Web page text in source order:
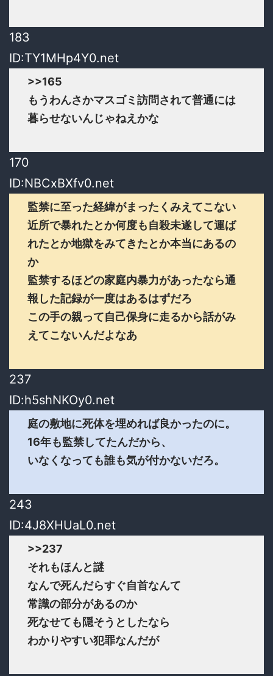
183
ID:TY1MHp4Y0.net
>>165
もうわんさかマスゴミ訪問されて普通には
暮らせないんじゃねえかな
170
ID:NBCxBXfv0.net
監禁に至った経緯がまったくみえてこない
近所で暴れたとか何度も自殺未遂して運ば
れたとか地獄をみてきたとか本当にあるの
か
監禁するほどの家庭内暴力があったなら通
報した記録が一度はあるはずだろ
この手の親って自己保身に走るから話がみ
えてこないんだよなあ
237
ID:h5shNKOy0.net
庭の敷地に死体を埋めれば良かったのに。
16年も監禁してたんだから、
いなくなっても誰も気が付かないだろ。
243
ID:4J8XHUaL0.net
>>237
それもほんと謎
なんで死んだらすぐ自首なんて
常識の部分があるのか
死なせても隠そうとしたなら
わかりやすい犯罪なんだが